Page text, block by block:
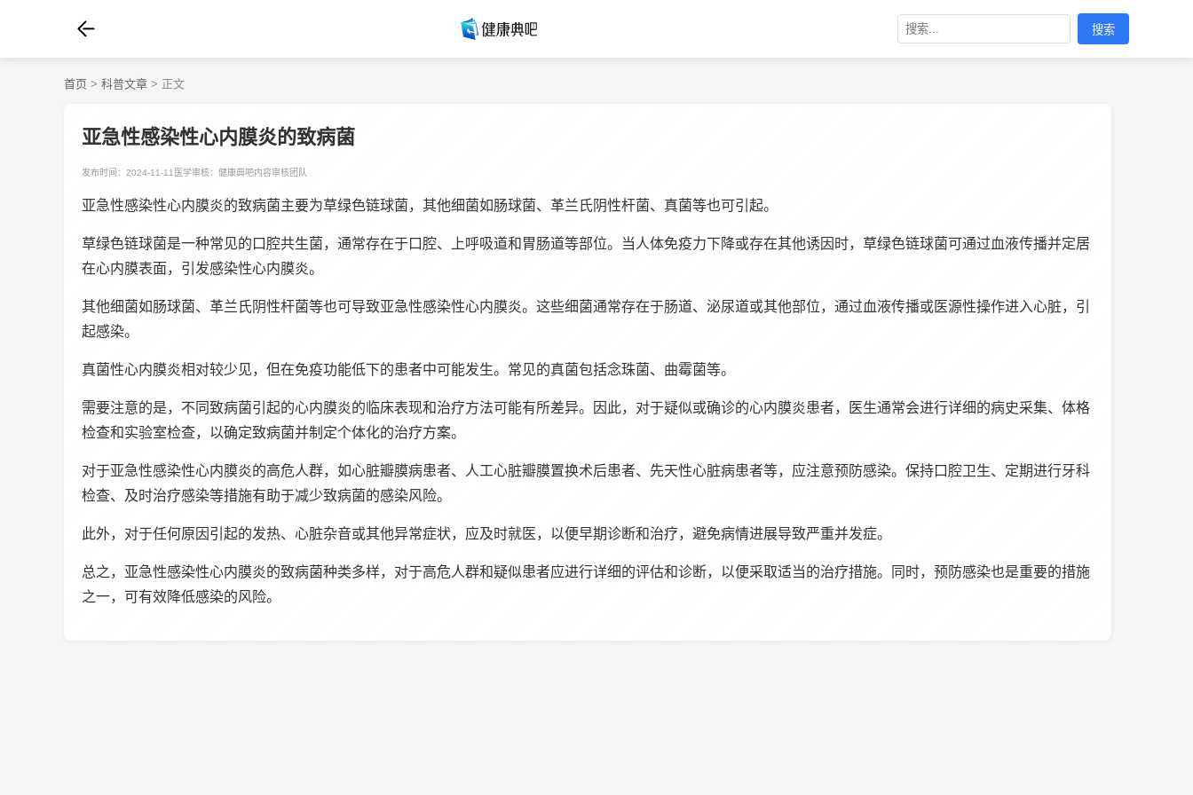
搜索
首页 > 科普文章 > 正文
亚急性感染性心内膜炎的致病菌
发布时间：2024-11-11 医学审核：健康典吧内容审核团队
亚急性感染性心内膜炎的致病菌主要为草绿色链球菌，其他细菌如肠球菌、革兰氏阴性杆菌、真菌等也可引起。
草绿色链球菌是一种常见的口腔共生菌，通常存在于口腔、上呼吸道和胃肠道等部位。当人体免疫力下降或存在其他诱因时，草绿色链球菌可通过血液传播并定居
在心内膜表面，引发感染性心内膜炎。
其他细菌如肠球菌、革兰氏阴性杆菌等也可导致亚急性感染性心内膜炎。这些细菌通常存在于肠道、泌尿道或其他部位，通过血液传播或医源性操作进入心脏，引
起感染。
真菌性心内膜炎相对较少见，但在免疫功能低下的患者中可能发生。常见的真菌包括念珠菌、曲霉菌等。
需要注意的是，不同致病菌引起的心内膜炎的临床表现和治疗方法可能有所差异。因此，对于疑似或确诊的心内膜炎患者，医生通常会进行详细的病史采集、体格
检查和实验室检查，以确定致病菌并制定个体化的治疗方案。
对于亚急性感染性心内膜炎的高危人群，如心脏瓣膜病患者、人工心脏瓣膜置换术后患者、先天性心脏病患者等，应注意预防感染。保持口腔卫生、定期进行牙科
检查、及时治疗感染等措施有助于减少致病菌的感染风险。
此外，对于任何原因引起的发热、心脏杂音或其他异常症状，应及时就医，以便早期诊断和治疗，避免病情进展导致严重并发症。
总之，亚急性感染性心内膜炎的致病菌种类多样，对于高危人群和疑似患者应进行详细的评估和诊断，以便采取适当的治疗措施。同时，预防感染也是重要的措施
之一，可有效降低感染的风险。